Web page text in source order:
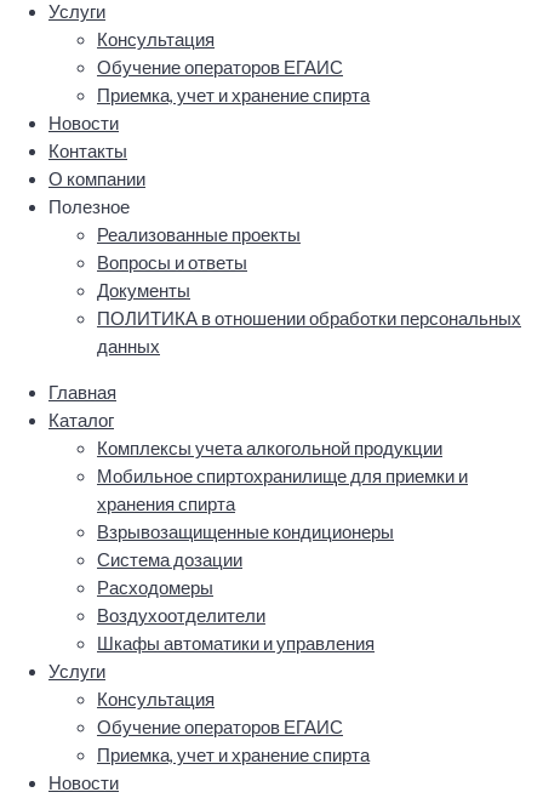
Услуги
Консультация
Обучение операторов ЕГАИС
Приемка, учет и хранение спирта
Новости
Контакты
О компании
Полезное
Реализованные проекты
Вопросы и ответы
Документы
ПОЛИТИКА в отношении обработки персональных
данных
Главная
Каталог
Комплексы учета алкогольной продукции
Мобильное спиртохранилище для приемки и
хранения спирта
Взрывозащищенные кондиционеры
Система дозации
Расходомеры
Воздухоотделители
Шкафы автоматики и управления
Услуги
Консультация
Обучение операторов ЕГАИС
Приемка, учет и хранение спирта
Новости